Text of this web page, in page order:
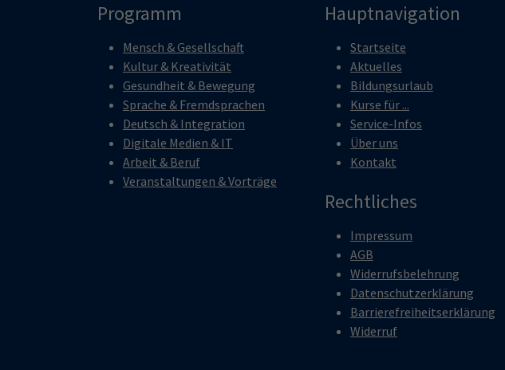
Programm
Mensch & Gesellschaft
Kultur & Kreativität
Gesundheit & Bewegung
Sprache & Fremdsprachen
Deutsch & Integration
Digitale Medien & IT
Arbeit & Beruf
Veranstaltungen & Vorträge
Hauptnavigation
Startseite
Aktuelles
Bildungsurlaub
Kurse für ...
Service-Infos
Über uns
Kontakt
Rechtliches
Impressum
AGB
Widerrufsbelehrung
Datenschutzerklärung
Barrierefreiheitserklärung
Widerruf